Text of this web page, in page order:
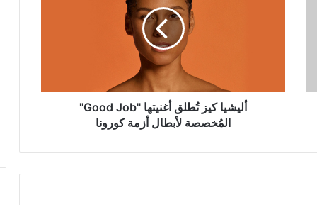
أزمة
أليشيا كيز تُطلق أغنيتها "Good Job"
المُخصصة لأبطال أزمة كورونا